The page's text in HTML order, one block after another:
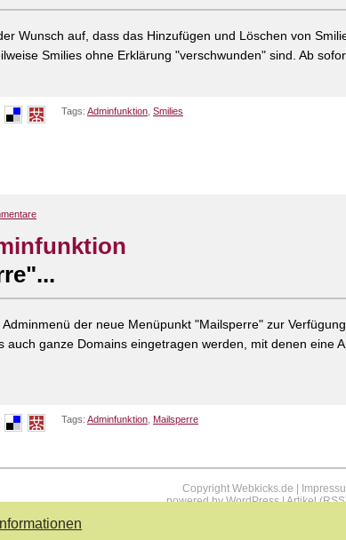
Wunsch auf, dass das Hinzufügen und Löschen von
Smilies ohne Erklärung "verschwunden" sind. Ab
Tags: Adminfunktion Smilies
der neue Menüpunkt "Mailsperre" zur
auch ganze Domains eingetragen werden, mit denen eine
Tags: Adminfunktion Mailsperre
Copyright Webkicks.de |
powered byWordPress|Artikel